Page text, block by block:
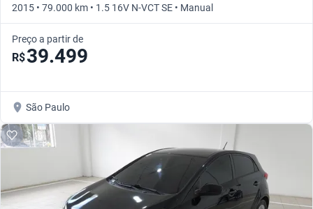
2015 • 79.000 km • 1.5 16V N-VCT SE • Manual
Preço a partir de
R$39.499
São Paulo